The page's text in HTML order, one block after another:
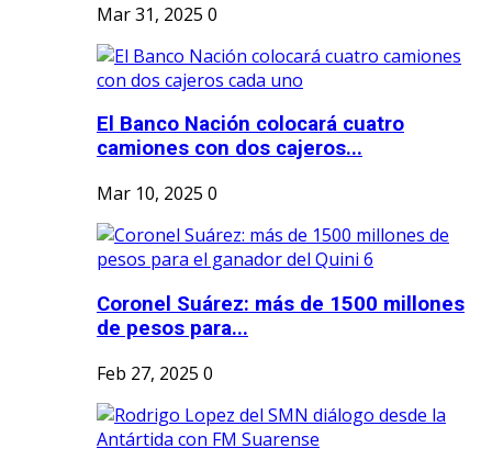
Mar 31, 2025 0
El Banco Nación colocará cuatro
camiones con dos cajeros...
Mar 10, 2025 0
Coronel Suárez: más de 1500 millones
de pesos para...
Feb 27, 2025 0